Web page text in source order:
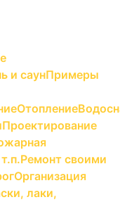
и саунПримеры
Отопление
Проектирование
Ремонт своими
Организация
лаки,